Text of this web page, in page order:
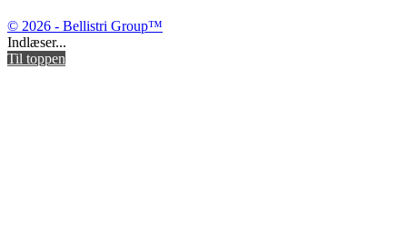
© 2026 - Bellistri Group™
Indlæser...
Til toppen